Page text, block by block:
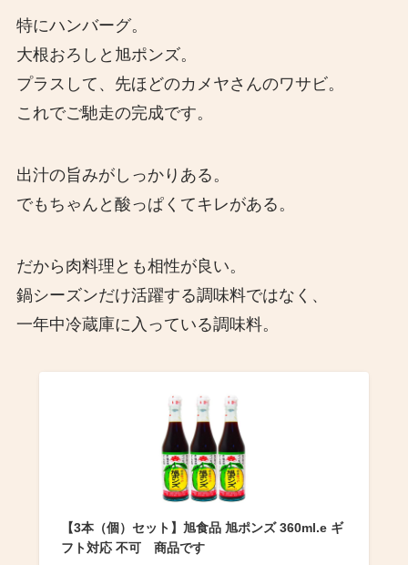
特にハンバーグ。
大根おろしと旭ポンズ。
プラスして、先ほどのカメヤさんのワサビ。
これでご馳走の完成です。
出汁の旨みがしっかりある。
でもちゃんと酸っぱくてキレがある。
だから肉料理とも相性が良い。
鍋シーズンだけ活躍する調味料ではなく、
一年中冷蔵庫に入っている調味料。
【3本（個）セット】旭食品 旭ポンズ 360ml.e ギ
フト対応 不可 商品です